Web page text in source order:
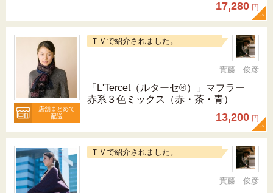
17,280 円
店舗まとめて
配送
ＴＶで紹介されました。
實藤 俊彦
「L'Tercet（ルターセ®）」マフラー
赤系３色ミックス（赤・茶・青）
13,200 円
ＴＶで紹介されました。
實藤 俊彦